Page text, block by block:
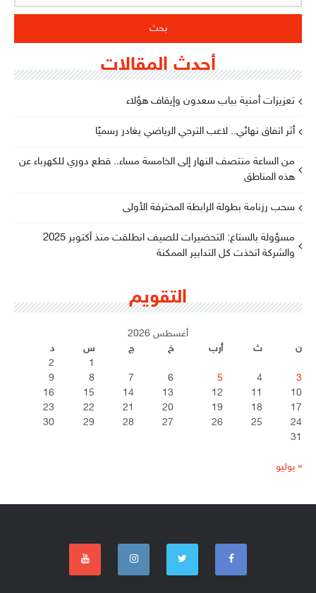
أحدث المقالات
تعزيزات أمنية بباب سعدون وإيقاف هؤلاء
أثر اتفاق نهائي.. لاعب الترجي الرياضي يغادر رسميًا
من الساعة منتصف النهار إلى الخامسة مساء.. قطع دوري للكهرباء عن
هذه المناطق
سحب رزنامة بطولة الرابطة المحترفة الأولى
مسؤولة بالستاغ: التحضيرات للصيف انطلقت منذ أكتوبر 2025
والشركة اتخذت كل التدابير الممكنة
التقويم
أغسطس 2026
ن
ث أرب خ ج س
د
1
2
3
4
5
6
7
8
9
10
11
12
13
14
15
16
17
18
19
20
21
22
23
24
25
26
27
28
29
30
31
« يوليو